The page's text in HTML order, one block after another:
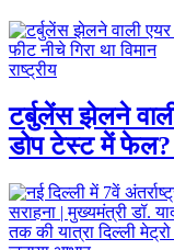
राष्ट्रीय
टर्बुलेंस झेलने
डोप टेस्ट में फेल?